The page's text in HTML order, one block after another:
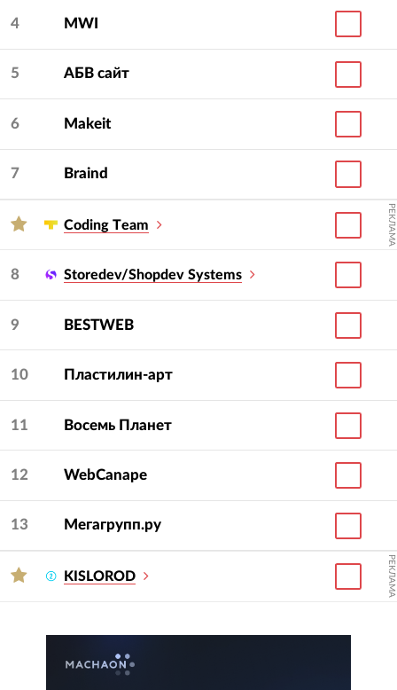
действительно самое лучшее предложение.
4 MWI
5 АБВ сайт
6 Makeit
7 Braind
Сoding Тeam РЕКЛАМА
8 Storedev/Shopdev Systems
9 BESTWEB
10 Пластилин-арт
11 Восемь Планет
12 WebCanape
13 Мегагрупп.ру
KISLOROD РЕКЛАМА